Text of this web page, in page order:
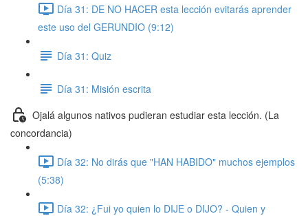
Día 31: DE NO HACER esta lección evitarás aprender
este uso del GERUNDIO (9:12)
Día 31: Quiz
Día 31: Misión escrita
Ojalá algunos nativos pudieran estudiar esta lección. (La
concordancia)
Día 32: No dirás que "HAN HABIDO" muchos ejemplos
(5:38)
Día 32: ¿Fui yo quien lo DIJE o DIJO? - Quien y